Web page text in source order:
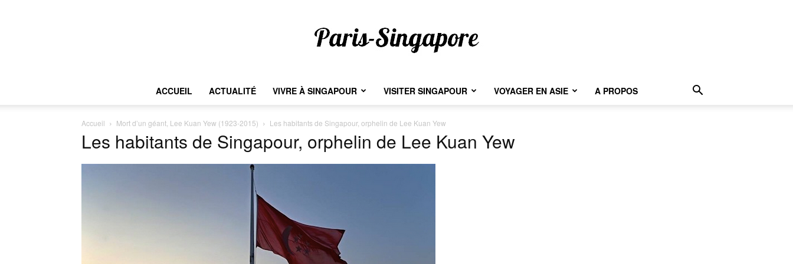
Paris-
ACCUEIL ACTUALITÉ VIVRE À SINGAPOUR VISITER SINGAPOUR VOYAGER EN ASIE A PROPOS
Accueil Mort d’un géant, Lee Kuan Yew (1923-2015) Les habitants de Singapour, orphelin de Lee Kuan Yew
Les habitants de Singapour, orphelin de Lee Kuan Yew